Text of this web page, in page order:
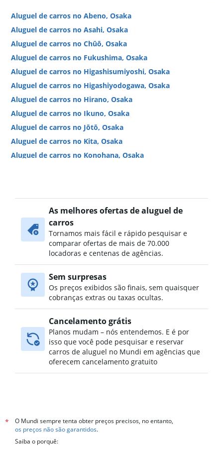
Aluguel de carros no Abeno, Osaka
Aluguel de carros no Asahi, Osaka
Aluguel de carros no Chūō, Osaka
Aluguel de carros no Fukushima, Osaka
Aluguel de carros no Higashisumiyoshi, Osaka
Aluguel de carros no Higashiyodogawa, Osaka
Aluguel de carros no Hirano, Osaka
Aluguel de carros no Ikuno, Osaka
Aluguel de carros no Jōtō, Osaka
Aluguel de carros no Kita, Osaka
Aluguel de carros no Konohana, Osaka
Aluguel de carros no Naniwa, Osaka
Aluguel de carros no Nishi, Osaka
Aluguel de carros no Nishinari, Osaka
Aluguel de carros no Nishiyodogawa, Osaka
Aluguel de carros no Suminoe, Osaka
Aluguel de carros no Sumiyoshi, Osaka
Aluguel de carros no Taishō, Osaka
As melhores ofertas de aluguel de
carros
Tornamos mais fácil e rápido pesquisar e
comparar ofertas de mais de 70.000
locadoras e centenas de agências.
Sem surpresas
Os preços exibidos são finais, sem quaisquer
cobranças extras ou taxas ocultas.
Cancelamento grátis
Planos mudam – nós entendemos. E é por
isso que você pode pesquisar e reservar
carros de aluguel no Mundi em agências que
oferecem cancelamento gratuito
*
O Mundi sempre tenta obter preços precisos, no entanto,
os preços não são garantidos.
Saiba o porquê: